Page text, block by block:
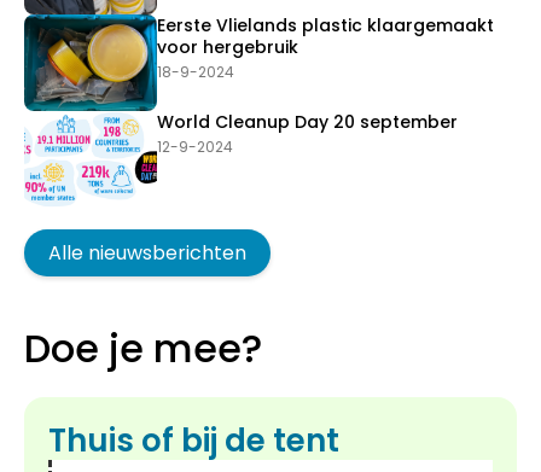
Eerste Vlielands plastic klaargemaakt
voor hergebruik
18-9-2024
World Cleanup Day 20 september
12-9-2024
Alle nieuwsberichten
Doe je mee?
Thuis of bij de tent